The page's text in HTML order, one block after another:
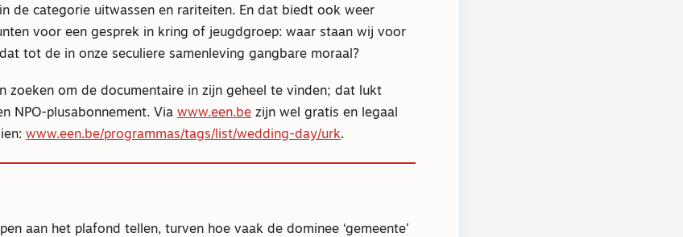
de categorie uitwassen en rariteiten. En dat biedt ook weer
voor een gesprek in kring of jeugdgroep: waar staan wij voor
tot de in onze seculiere samenleving gangbare moraal?
zoeken om de documentaire in zijn geheel te vinden; dat lukt
NPO-plusabonnement. Via www.een.bezijn wel gratis en legaal
www.een.be/programmas/tags/list/wedding-day/urk.
aan het plafond tellen, turven hoe vaak de dominee ‘gemeente’